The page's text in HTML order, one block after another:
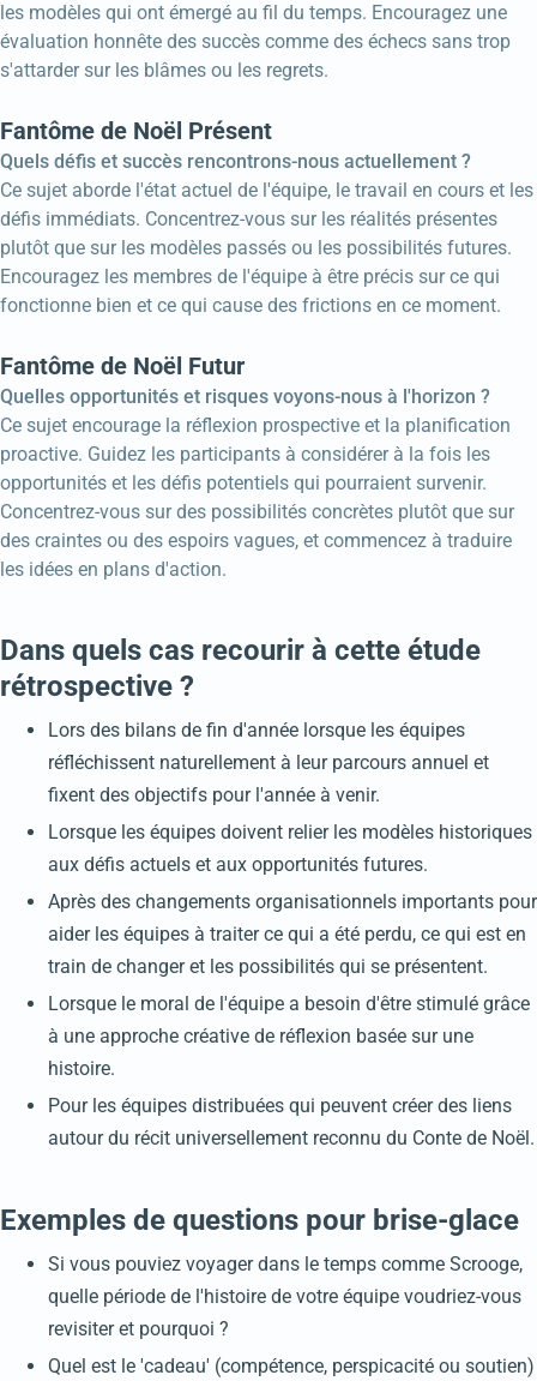
les modèles qui ont émergé au fil du temps. Encouragez une
évaluation honnête des succès comme des échecs sans trop
s'attarder sur les blâmes ou les regrets.
Fantôme de Noël Présent
Quels défis et succès rencontrons-nous actuellement ?
Ce sujet aborde l'état actuel de l'équipe, le travail en cours et les
défis immédiats. Concentrez-vous sur les réalités présentes
plutôt que sur les modèles passés ou les possibilités futures.
Encouragez les membres de l'équipe à être précis sur ce qui
fonctionne bien et ce qui cause des frictions en ce moment.
Fantôme de Noël Futur
Quelles opportunités et risques voyons-nous à l'horizon ?
Ce sujet encourage la réflexion prospective et la planification
proactive. Guidez les participants à considérer à la fois les
opportunités et les défis potentiels qui pourraient survenir.
Concentrez-vous sur des possibilités concrètes plutôt que sur
des craintes ou des espoirs vagues, et commencez à traduire
les idées en plans d'action.
Dans quels cas recourir à cette étude
rétrospective ?
Lors des bilans de fin d'année lorsque les équipes
réfléchissent naturellement à leur parcours annuel et
fixent des objectifs pour l'année à venir.
Lorsque les équipes doivent relier les modèles historiques
aux défis actuels et aux opportunités futures.
Après des changements organisationnels importants pour
aider les équipes à traiter ce qui a été perdu, ce qui est en
train de changer et les possibilités qui se présentent.
Lorsque le moral de l'équipe a besoin d'être stimulé grâce
à une approche créative de réflexion basée sur une
histoire.
Pour les équipes distribuées qui peuvent créer des liens
autour du récit universellement reconnu du Conte de Noël.
Exemples de questions pour brise-glace
Si vous pouviez voyager dans le temps comme Scrooge,
quelle période de l'histoire de votre équipe voudriez-vous
revisiter et pourquoi ?
Quel est le 'cadeau' (compétence, perspicacité ou soutien)